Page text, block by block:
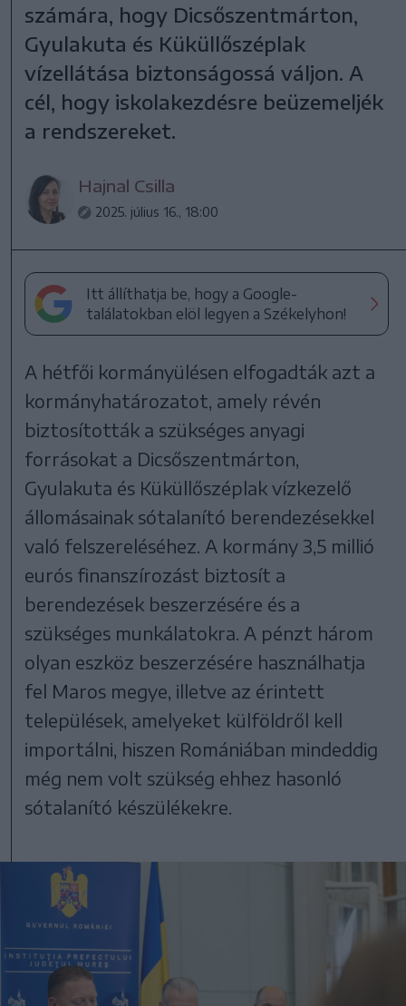
számára, hogy Dicsőszentmárton,
Gyulakuta és Küküllőszéplak
vízellátása biztonságossá váljon. A
cél, hogy iskolakezdésre beüzemeljék
a rendszereket.
Hajnal Csilla
2025. július 16., 18:00
Itt állíthatja be, hogy a Google-
találatokban elöl legyen a Székelyhon!
A hétfői kormányülésen elfogadták azt a
kormányhatározatot, amely révén
biztosították a szükséges anyagi
forrásokat a Dicsőszentmárton,
Gyulakuta és Küküllőszéplak vízkezelő
állomásainak sótalanító berendezésekkel
való felszereléséhez. A kormány 3,5 millió
eurós finanszírozást biztosít a
berendezések beszerzésére és a
szükséges munkálatokra. A pénzt három
olyan eszköz beszerzésére használhatja
fel Maros megye, illetve az érintett
települések, amelyeket külföldről kell
importálni, hiszen Romániában mindeddig
még nem volt szükség ehhez hasonló
sótalanító készülékekre.